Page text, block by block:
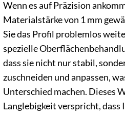
Wenn es auf Präzision
Materialstärke von 1 mm
Sie das Profil problemlos
spezielle
dass sie nicht nur stabil,
zuschneiden und anpassen,
Unterschied machen. Dieses
Langlebigkeit verspricht, dass